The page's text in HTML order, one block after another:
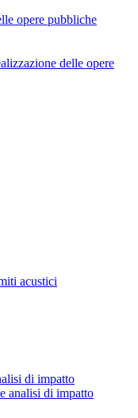
opere pubbliche
delle opere
acustici
di impatto
analisi di impatto